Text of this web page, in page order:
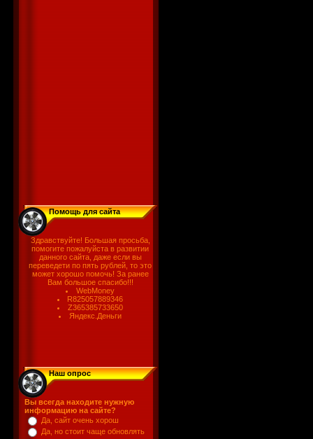
Помощь для сайта
Здравствуйте! Большая просьба,
помогите пожалуйста в развитии
данного сайта, даже если вы
переведети по пять рублей, то это
может хорошо помочь! За ранее
Вам большое спасибо!!!
WebMoney
R825057889346
Z365385733650
Яндекс.Деньги
Наш опрос
Вы всегда находите нужную
информацию на сайте?
Да, сайт очень хорош
Да, но стоит чаще обновлять